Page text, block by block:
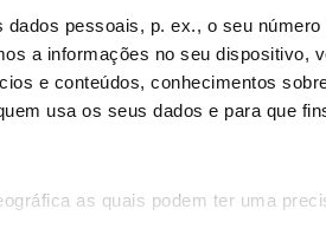
pessoais, p. ex., o seu número
a informações no seu dispositivo,
e conteúdos, conhecimentos
usa os seus dados e para que
as quais podem ter uma
Desinfeção
Utilizações